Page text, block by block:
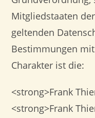
Mitgliedstaaten
geltenden
Bestimmungen
Charakter ist die:
<strong>Frank
<strong>Frank